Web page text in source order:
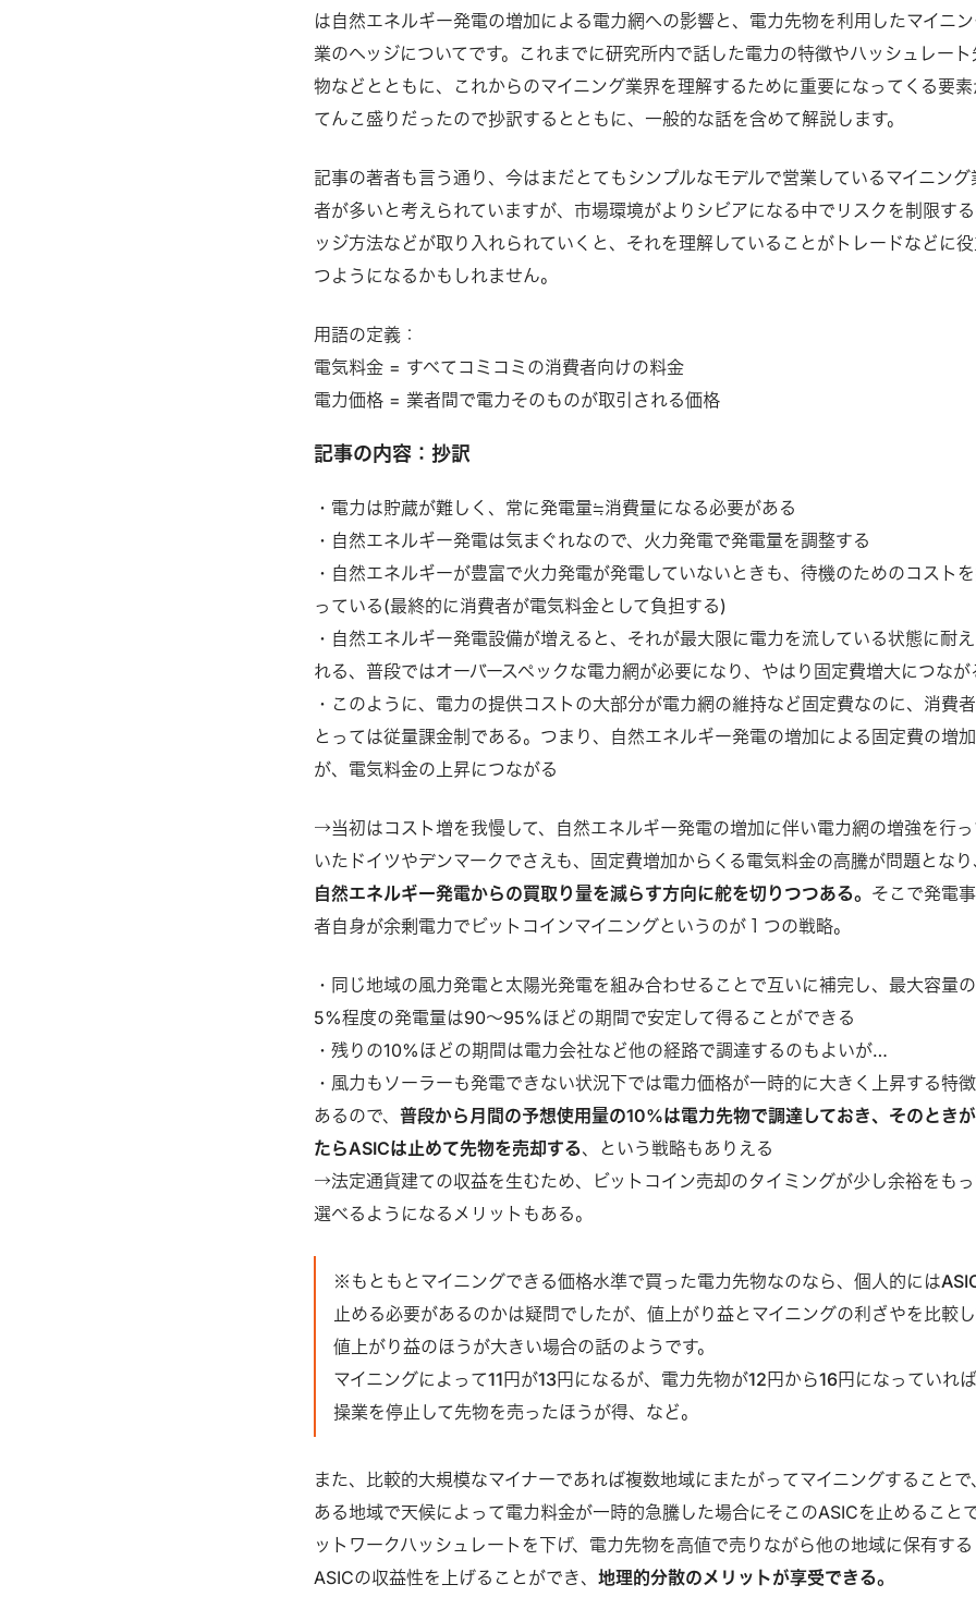
は自然エネルギー発電の増加による電力網への影響と、電力先物を利用したマイニ
業のヘッジについてです。これまでに研究所内で話した電力の特徴やハッシュレート
物などとともに、これからのマイニング業界を理解するために重要になってくる要
てんこ盛りだったので抄訳するとともに、一般的な話を含めて解説します。
記事の著者も言う通り、今はまだとてもシンプルなモデルで営業しているマイニング
者が多いと考えられていますが、市場環境がよりシビアになる中でリスクを制限す
ッジ方法などが取り入れられていくと、それを理解していることがトレードなどに
つようになるかもしれません。
用語の定義：
電気料金 = すべてコミコミの消費者向けの料金
電力価格 = 業者間で電力そのものが取引される価格
記事の内容：抄訳
・電力は貯蔵が難しく、常に発電量≒消費量になる必要がある
・自然エネルギー発電は気まぐれなので、火力発電で発電量を調整する
・自然エネルギーが豊富で火力発電が発電していないときも、待機のためのコスト
っている(最終的に消費者が電気料金として負担する)
・自然エネルギー発電設備が増えると、それが最大限に電力を流している状態に耐
れる、普段ではオーバースペックな電力網が必要になり、やはり固定費増大につなが
・このように、電力の提供コストの大部分が電力網の維持など固定費なのに、消費
とっては従量課金制である。つまり、自然エネルギー発電の増加による固定費の増加
が、電気料金の上昇につながる
→当初はコスト増を我慢して、自然エネルギー発電の増加に伴い電力網の増強を行っ
いたドイツやデンマークでさえも、固定費増加からくる電気料金の高騰が問題となり
自然エネルギー発電からの買取り量を減らす方向に舵を切りつつある。 そこで発電
者自身が余剰電力でビットコインマイニングというのが１つの戦略。
・同じ地域の風力発電と太陽光発電を組み合わせることで互いに補完し、最大容量の
5%程度の発電量は90～95%ほどの期間で安定して得ることができる
・残りの10%ほどの期間は電力会社など他の経路で調達するのもよいが…
・風力もソーラーも発電できない状況下では電力価格が一時的に大きく上昇する特
あるので、普段から月間の予想使用量の10%は電力先物で調達しておき、そのとき
たらASICは止めて先物を売却する、という戦略もありえる
→法定通貨建ての収益を生むため、ビットコイン売却のタイミングが少し余裕をも
選べるようになるメリットもある。
※もともとマイニングできる価格水準で買った電力先物なのなら、個人的には
止める必要があるのかは疑問でしたが、値上がり益とマイニングの利ざやを比較
値上がり益のほうが大きい場合の話のようです。
マイニングによって11円が13円になるが、電力先物が12円から16円になっていれば
操業を停止して先物を売ったほうが得、など。
また、比較的大規模なマイナーであれば複数地域にまたがってマイニングすることで
ある地域で天候によって電力料金が一時的急騰した場合にそこのASICを止めること
ットワークハッシュレートを下げ、電力先物を高値で売りながら他の地域に保有する
ASICの収益性を上げることができ、地理的分散のメリットが享受できる。